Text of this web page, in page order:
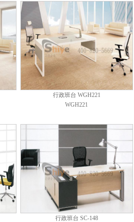
行政班台 WGH221
WGH221
行政班台 SC-148